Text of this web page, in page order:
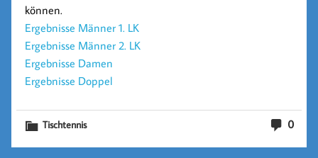
können.
Ergebnisse Männer 1. LK
Ergebnisse Männer 2. LK
Ergebnisse Damen
Ergebnisse Doppel
0
Tischtennis